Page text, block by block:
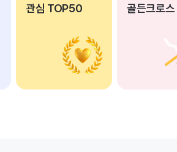
관심 TOP50 골든크로스